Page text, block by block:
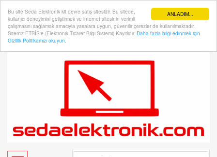
ANLADIM...
Bu site Seda Elektronik kit devre satış sitesidir. Bu sitede,
kullanıcı deneyimini geliştirmek ve internet sitesinin verimli
çalışmasını sağlamak amacıyla yasalara uygun, güvenilir çerezler de kullanılmaktadır.
Sitemiz ETBİS'e (Elektronik Ticaret Bilgi Sistemi) Kayıtlıdır. Daha fazla bilgi edinmek için
Gizlilik Politikamızı okuyun.
Hesabım Kasaya Git